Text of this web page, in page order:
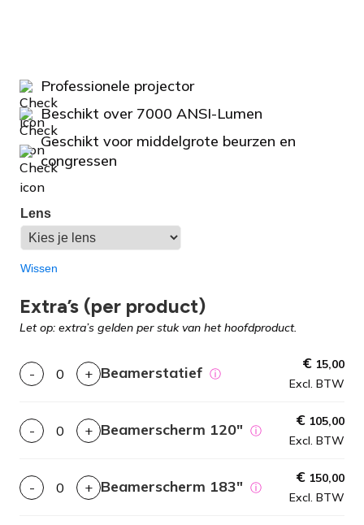
Professionele projector
Beschikt over 7000 ANSI-Lumen
Geschikt voor middelgrote beurzen en
congressen
Lens
Wissen
Extra’s (per product)
Let op: extra’s gelden per stuk van het hoofdproduct.
- + Beamerstatief ⓘ
€ 15,00
Excl. BTW
- + Beamerscherm 120″ ⓘ
€ 105,00
Excl. BTW
- + Beamerscherm 183″ ⓘ
€ 150,00
Excl. BTW